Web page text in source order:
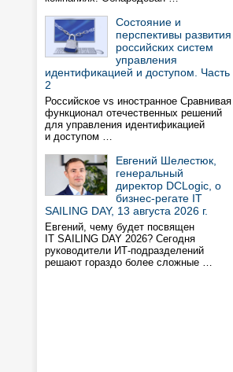
Состояние и
перспективы развития
российских систем
управления
идентификацией и доступом. Часть
2
Российское vs иностранное Сравнивая
функционал отечественных решений
для управления идентификацией
и доступом …
Евгений Шелестюк,
генеральный
директор DCLogic, о
бизнес-регате IT
SAILING DAY, 13 августа 2026 г.
Евгений, чему будет посвящен
IT SAILING DAY 2026? Сегодня
руководители ИТ-подразделений
решают гораздо более сложные …